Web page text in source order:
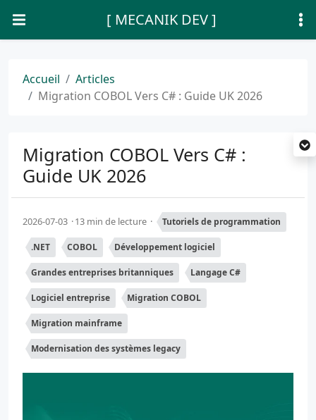
[ MECANIK DEV ]
Accueil
Articles
Migration COBOL Vers C# : Guide UK 2026
Migration COBOL Vers C# :
Guide UK 2026
2026-07-03 13 min de lecture Tutoriels de programmation
.NET COBOL Développement logiciel
Grandes entreprises britanniques Langage C#
Logiciel entreprise Migration COBOL
Migration mainframe
Modernisation des systèmes legacy